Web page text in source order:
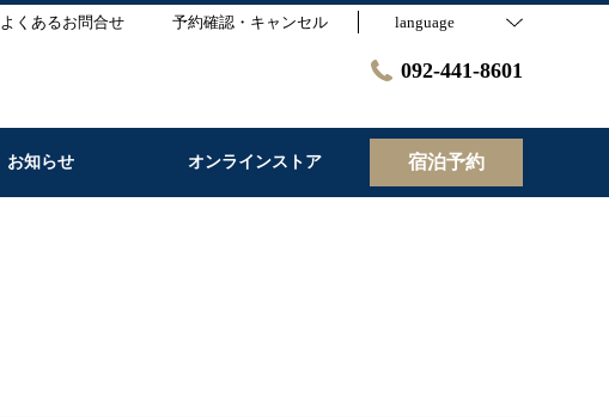
よくあるお問合せ 予約確認・キャンセル language
092-441-8601
お知らせ オンラインストア 宿泊予約